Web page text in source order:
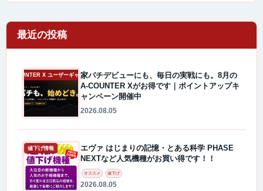
最近の投稿
A-COUNTER X ユーザーギャラリー家パチデビューにも、毎日の実戦にも。8月の
A-COUNTER Xがお得です｜ポイントアップキ
ャンペーン開催中
2026.08.05
値下げ情報
エヴァ はじまりの記憶・とある科学 PHASE
NEXTなど人気機種がお買い得です！！
オススメ 値下げ
2026.08.05